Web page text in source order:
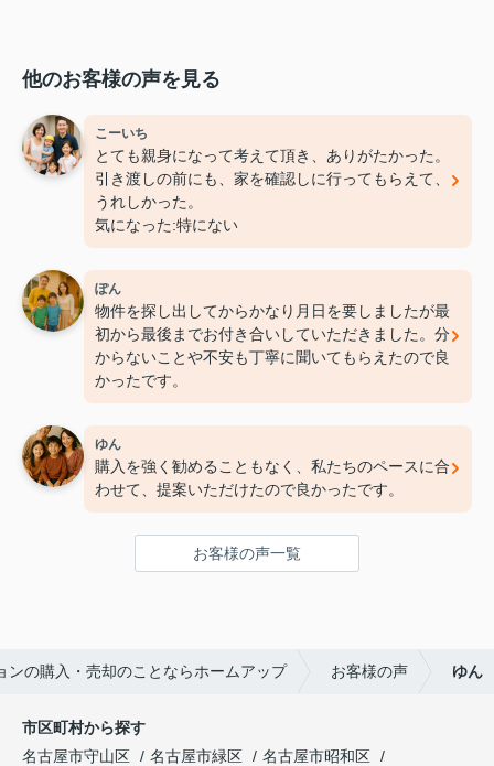
他のお客様の声を見る
こーいち
とても親身になって考えて頂き、ありがたかった。
引き渡しの前にも、家を確認しに行ってもらえて、
うれしかった。
気になった:特にない
ぽん
物件を探し出してからかなり月日を要しましたが最
初から最後までお付き合いしていただきました。分
からないことや不安も丁寧に聞いてもらえたので良
かったです。
ゆん
購入を強く勧めることもなく、私たちのペースに合
わせて、提案いただけたので良かったです。
お客様の声一覧
ンの購入・売却のことならホームアップ お客様の声 ゆん
市区町村から探す
名古屋市守山区
名古屋市緑区
名古屋市昭和区